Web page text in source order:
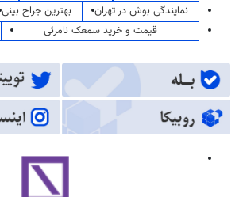
نمایندگی بوش در تهران
بهترین جراح بینی
قیمت و خرید سمعک نامرئی